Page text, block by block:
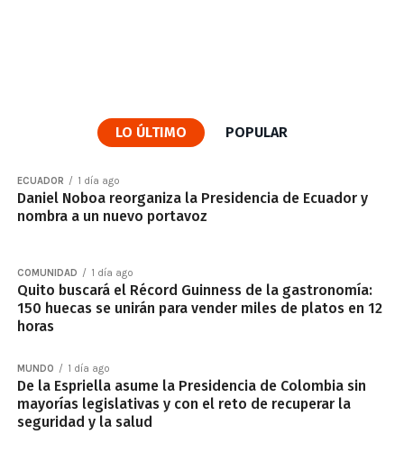
LO ÚLTIMO POPULAR
ECUADOR 1 día ago
Daniel Noboa reorganiza la Presidencia de Ecuador y
nombra a un nuevo portavoz
COMUNIDAD 1 día ago
Quito buscará el Récord Guinness de la gastronomía:
150 huecas se unirán para vender miles de platos en 12
horas
MUNDO 1 día ago
De la Espriella asume la Presidencia de Colombia sin
mayorías legislativas y con el reto de recuperar la
seguridad y la salud